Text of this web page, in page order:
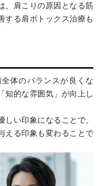
、肩こりの原因となる筋
する肩ボトックス治療も
体のバランスが良くな
知的な雰囲気」が向上し
い印象になることで、
える印象も変わることで